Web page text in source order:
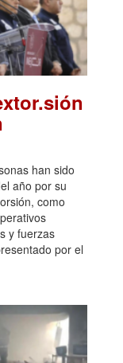
han sido
año por su
como
y fuerzas
por el